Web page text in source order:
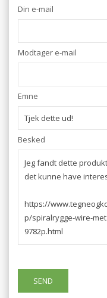
Din e-mail
Modtager e-mail
Emne
Besked